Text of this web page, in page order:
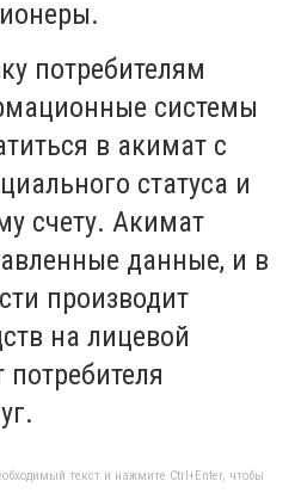
потребителям
системы
в акимат с
статуса и
счету. Акимат
данные, и в
производит
на лицевой
потребителя
текст и нажмите Ctrl+Enter, чтобы